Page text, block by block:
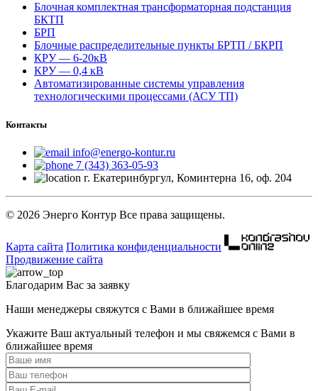
Блочная комплектная трансформаторная подстанция
БКТП
БРП
Блочные распределительные пункты БРТП / БКРП
КРУ — 6-20кВ
КРУ — 0,4 кВ
Автоматизированные системы управления
технологическими процессами (АСУ ТП)
Контакты
info@energo-kontur.ru
7 (343) 363-05-93
г. Екатеринбургул, Коминтерна 16, оф. 204
© 2026 Энерго Контур Все права защищены.
Карта сайта Политика конфиденциальности
Продвижение сайта
Благодарим Вас за заявку
Наши менеджеры свяжутся с Вами в ближайшее время
Укажите Ваш актуальный телефон и мы свяжемся с Вами в
ближайшее время